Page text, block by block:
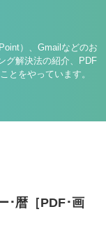
）、Gmailなどのお
グ解決法の紹介、PDF
とをやっています。
･暦［PDF･画